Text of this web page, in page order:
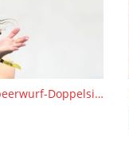
DM U18 & U23: Fünf Titel und Speerwurf-Doppelsieg